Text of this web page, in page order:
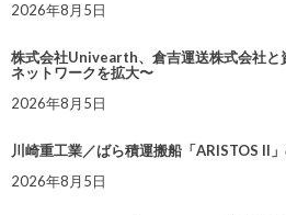
2026年8月5日
株式会社Univearth、倉吉運送株式会社と
ネットワークを拡大〜
2026年8月5日
川崎重工業／ばら積運搬船「ARISTOS II
2026年8月5日